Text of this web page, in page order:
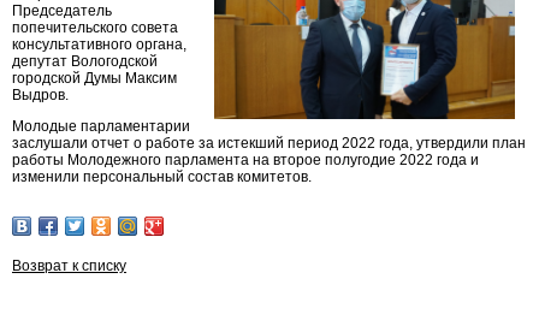
Председатель
попечительского совета
консультативного органа,
депутат Вологодской
городской Думы Максим
Выдров.
Молодые парламентарии
заслушали отчет о работе за истекший период 2022 года, утвердили план
работы Молодежного парламента на второе полугодие 2022 года и
изменили персональный состав комитетов.
Возврат к списку